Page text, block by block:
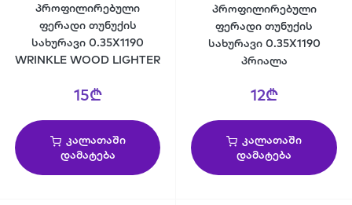
პროფილირებული
ფერადი თუნუქის
სახურავი 0.35X1190
WRINKLE WOOD LIGHTER
15₾
კალათაში
დამატება
პროფილირებული
ფერადი თუნუქის
სახურავი 0.35X1190
პრიალა
12₾
კალათაში
დამატება